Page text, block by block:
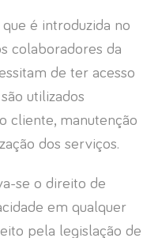
é introduzida no
colaboradores da
de ter acesso
utilizados
cliente, manutenção
dos serviços.
se o direito de
em qualquer
pela legislação de